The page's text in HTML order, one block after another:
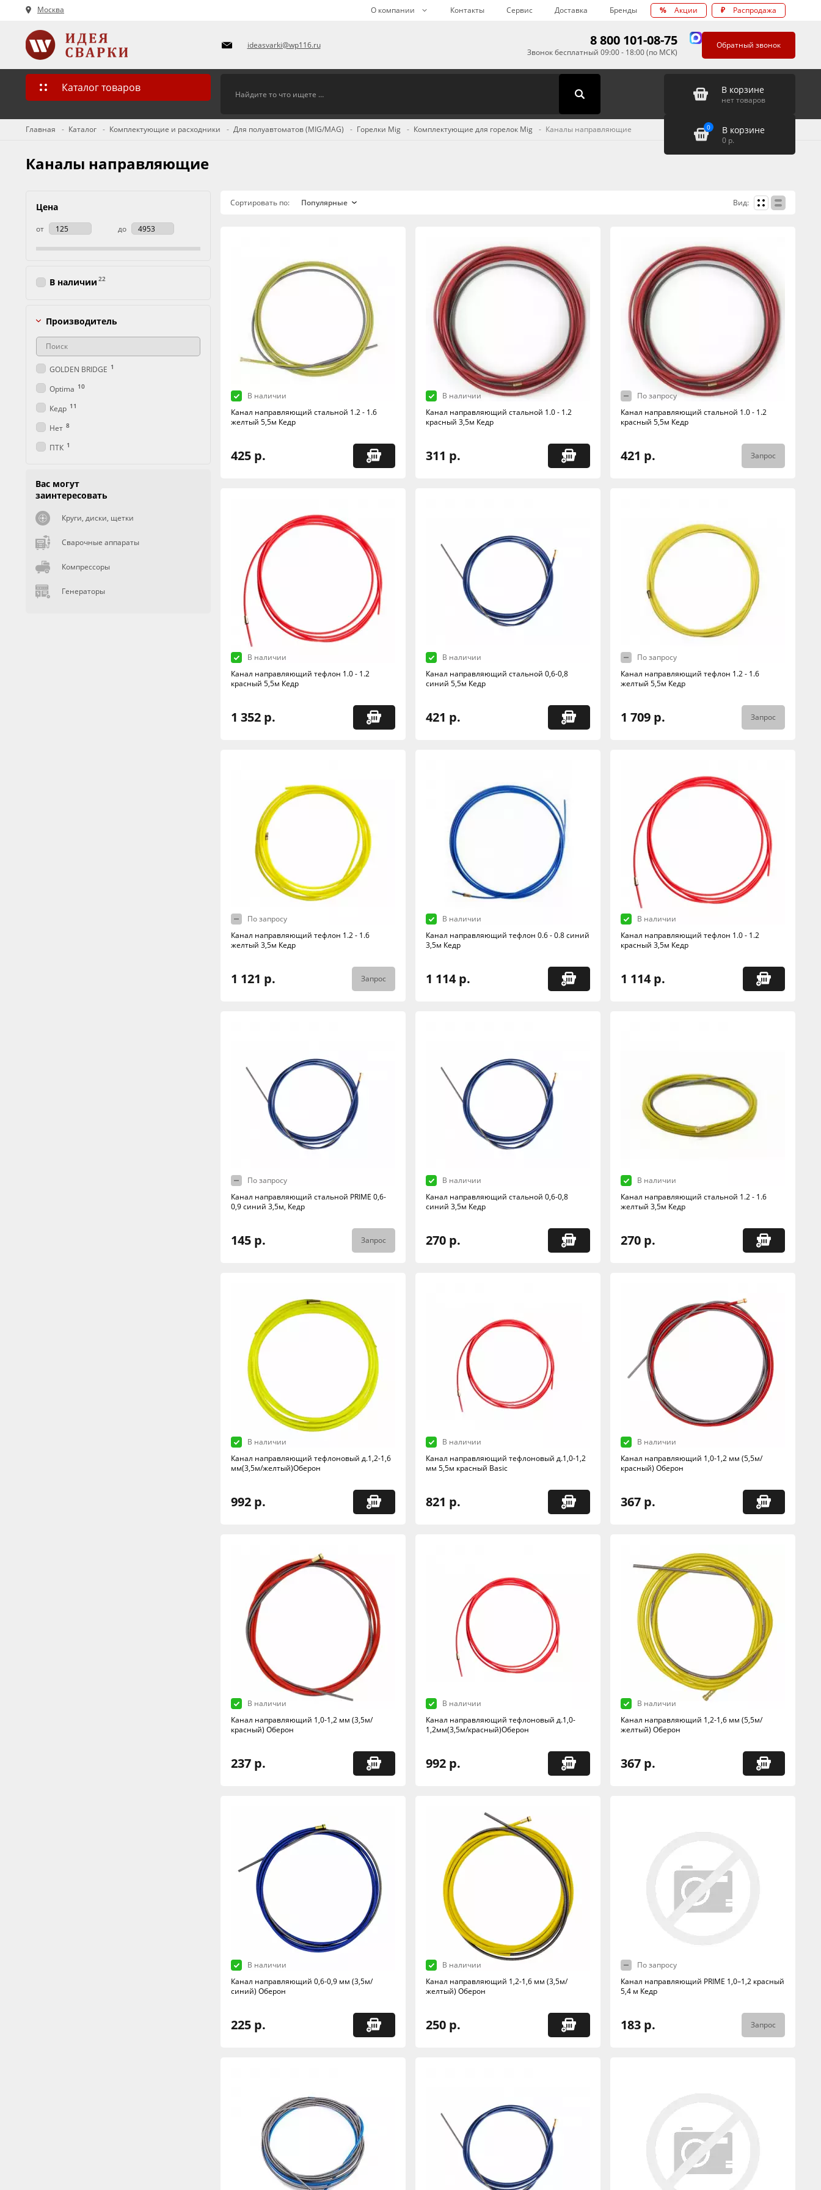
Москва О компании Контакты Сервис Доставка Бренды % Акции ₽ Распродажа
ideasvarki@wp116.ru 8 800 101-08-75
Звонок бесплатный 09:00 - 18:00 (по МСК)
Обратный звонок
Каталог товаров В корзине
нет товаров
0 В корзине
0 р.
Главная Каталог Комплектующие и расходники Для полуавтоматов (MIG/MAG) Горелки Mig Комплектующие для горелок Mig Каналы направляющие
Каналы направляющие
Сортировать по: Вид:
В наличии
Канал направляющий стальной 1.2 - 1.6
желтый 5,5м Кедр
425 р.
В наличии
Канал направляющий стальной 1.0 - 1.2
красный 3,5м Кедр
311 р.
По запросу
Канал направляющий стальной 1.0 - 1.2
красный 5,5м Кедр
421 р. Запрос
В наличии
Канал направляющий тефлон 1.0 - 1.2
красный 5,5м Кедр
1 352 р.
В наличии
Канал направляющий стальной 0,6-0,8
синий 5,5м Кедр
421 р.
По запросу
Канал направляющий тефлон 1.2 - 1.6
желтый 5,5м Кедр
1 709 р. Запрос
По запросу
Канал направляющий тефлон 1.2 - 1.6
желтый 3,5м Кедр
1 121 р. Запрос
В наличии
Канал направляющий тефлон 0.6 - 0.8 синий
3,5м Кедр
1 114 р.
В наличии
Канал направляющий тефлон 1.0 - 1.2
красный 3,5м Кедр
1 114 р.
По запросу
Канал направляющий стальной PRIME 0,6-
0,9 синий 3,5м, Кедр
145 р. Запрос
В наличии
Канал направляющий стальной 0,6-0,8
синий 3,5м Кедр
270 р.
В наличии
Канал направляющий стальной 1.2 - 1.6
желтый 3,5м Кедр
270 р.
В наличии
Канал направляющий тефлоновый д.1,2-1,6
мм(3,5м/желтый)Оберон
992 р.
В наличии
Канал направляющий тефлоновый д.1,0-1,2
мм 5,5м красный Basic
821 р.
В наличии
Канал направляющий 1,0-1,2 мм (5,5м/
красный) Оберон
367 р.
В наличии
Канал направляющий 1,0-1,2 мм (3,5м/
красный) Оберон
237 р.
В наличии
Канал направляющий тефлоновый д.1,0-
1,2мм(3,5м/красный)Оберон
992 р.
В наличии
Канал направляющий 1,2-1,6 мм (5,5м/
желтый) Оберон
367 р.
В наличии
Канал направляющий 0,6-0,9 мм (3,5м/
синий) Оберон
225 р.
В наличии
Канал направляющий 1,2-1,6 мм (3,5м/
желтый) Оберон
250 р.
По запросу
Канал направляющий PRIME 1,0–1,2 красный
5,4 м Кедр
183 р. Запрос
Цена
от до
В наличии 22
Производитель
GOLDEN BRIDGE 1
Optima 10
Кедр 11
Нет 8
ПТК 1
Вас могут
заинтересовать
Круги, диски, щетки
Сварочные аппараты
Компрессоры
Генераторы